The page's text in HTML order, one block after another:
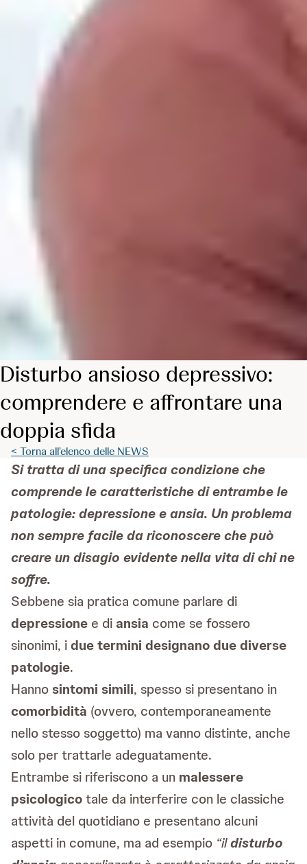
Disturbo ansioso depressivo:
comprendere e affrontare una
doppia sfida
< Torna all'elenco delle NEWS
Si tratta di una specifica condizione che
comprende le caratteristiche di entrambe le
patologie: depressione e ansia. Un problema
non sempre facile da riconoscere che può
creare un disagio evidente nella vita di chi ne
soffre.
Sebbene sia pratica comune parlare di
depressione e di ansia come se fossero
sinonimi, idue termini designano due diverse
patologie.
Hannosintomi simili, spesso si presentano in
comorbidità (ovvero, contemporaneamente
nello stesso soggetto) ma vanno distinte, anche
solo per trattarle adeguatamente.
Entrambe si riferiscono a un malessere
psicologicotale da interferire con le classiche
attività del quotidiano e presentano alcuni
aspetti in comune, ma ad esempio “ildisturbo